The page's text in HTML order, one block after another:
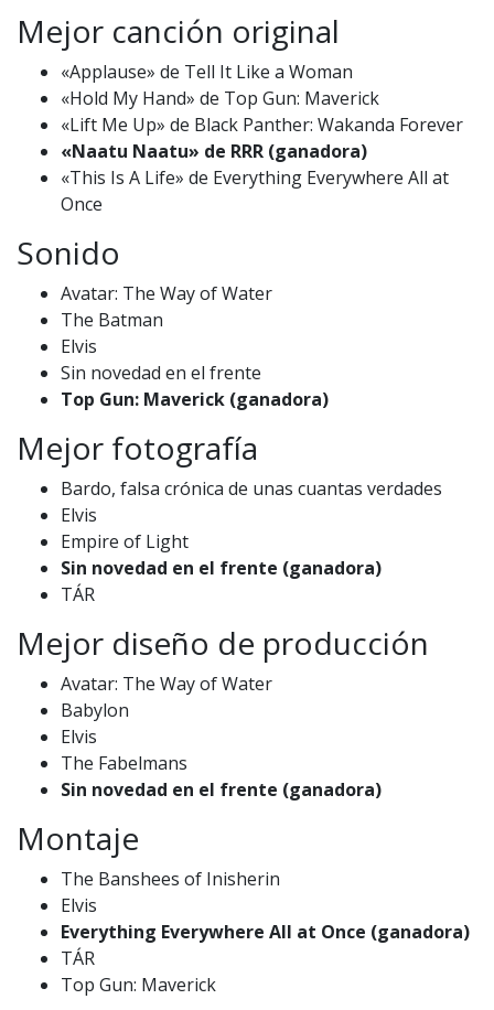
Mejor canción original
«Applause» de Tell It Like a Woman
«Hold My Hand» de Top Gun: Maverick
«Lift Me Up» de Black Panther: Wakanda Forever
«Naatu Naatu» de RRR (ganadora)
«This Is A Life» de Everything Everywhere All at
Once
Sonido
Avatar: The Way of Water
The Batman
Elvis
Sin novedad en el frente
Top Gun: Maverick (ganadora)
Mejor fotografía
Bardo, falsa crónica de unas cuantas verdades
Elvis
Empire of Light
Sin novedad en el frente (ganadora)
TÁR
Mejor diseño de producción
Avatar: The Way of Water
Babylon
Elvis
The Fabelmans
Sin novedad en el frente (ganadora)
Montaje
The Banshees of Inisherin
Elvis
Everything Everywhere All at Once (ganadora)
TÁR
Top Gun: Maverick